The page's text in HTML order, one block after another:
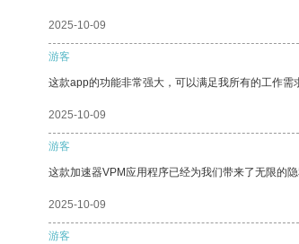
2025-10-09
游客
这款app的功能非常强大，可以满足我所有的工作需
2025-10-09
游客
这款加速器VPM应用程序已经为我们带来了无限的隐
2025-10-09
游客